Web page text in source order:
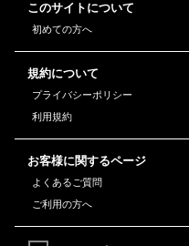
このサイトについて
初めての方へ
規約について
プライバシーポリシー
利用規約
お客様に関するページ
よくあるご質問
ご利用の方へ